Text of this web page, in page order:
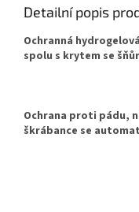
Detailní popis
Ochranná
spolu s krytem se
Ochrana proti pádu,
škrábance se